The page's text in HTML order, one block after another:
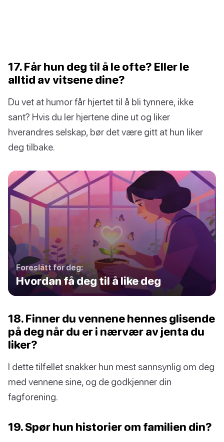
17. Får hun deg til å le ofte? Eller le
alltid av vitsene dine?
Du vet at humor får hjertet til å bli tynnere, ikke
sant? Hvis du ler hjertene dine ut og liker
hverandres selskap, bør det være gitt at hun liker
deg tilbake.
Foreslått for deg:
Hvordan få deg til å like deg
18. Finner du vennene hennes glisende
på deg når du er i nærvær av jenta du
liker?
I dette tilfellet snakker hun mest sannsynlig om deg
med vennene sine, og de godkjenner din
fagforening.
19. Spør hun historier om familien din?